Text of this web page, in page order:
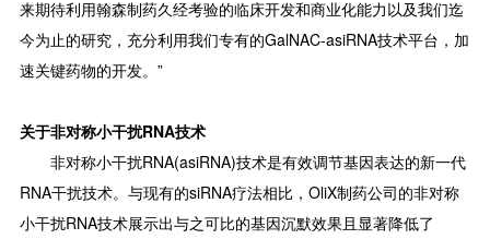
来期待利用翰森制药久经考验的临床开发和商业化能力以及我们迄
今为止的研究，充分利用我们专有的GalNAC-asiRNA技术平台，加
速关键药物的开发。”
关于非对称小干扰RNA技术
非对称小干扰RNA(asiRNA)技术是有效调节基因表达的新一代
RNA干扰技术。与现有的siRNA疗法相比，OliX制药公司的非对称
小干扰RNA技术展示出与之可比的基因沉默效果且显著降低了